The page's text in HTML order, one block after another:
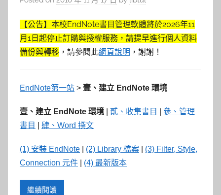
【公告】本校EndNote書目管理軟體將於2026年11
月1日起停止訂購與授權服務，請提早進行個人資料
備份與轉移 ，請參閱此網頁說明 ，謝謝！
EndNote第一站 > 壹、建立 EndNote 環境
壹、建立 EndNote 環境 貳、收集書目
參、管理
書目
肆、Word 撰文
(1) 安裝 EndNote (2) Library 檔案
(3) Filter, Style,
Connection 元件
(4) 最新版本
繼續閱讀